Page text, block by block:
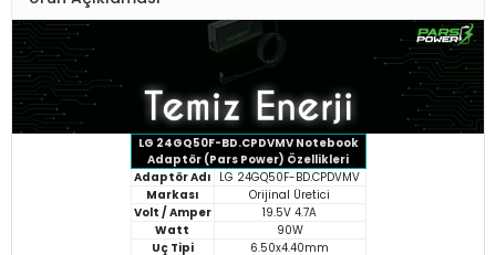
LG 24GQ50F-BD.CPDVMV Notebook
Adaptör (Pars Power) Özellikleri
Adaptör Adı LG 24GQ50F-BD.CPDVMV
Markası
Orijinal Üretici
Volt / Amper
19.5V 4.7A
Watt
90W
Uç Tipi
6.50x4.40mm